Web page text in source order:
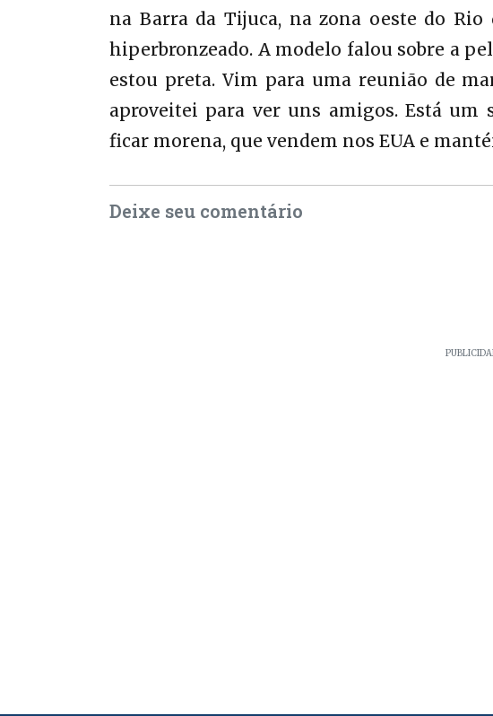
na Barra da Tijuca, na zona oeste do
hiperbronzeado. A modelo falou sobre a
estou preta. Vim para uma reunião de
aproveitei para ver uns amigos. Está um
ficar morena, que vendem nos EUA e
Deixe seu comentário